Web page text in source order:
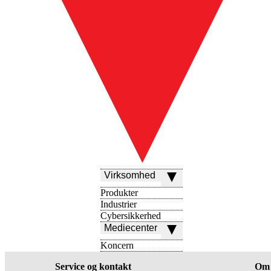
Virksomhed
Produkter
Industrier
Cybersikkerhed
Mediecenter
Koncern
Service og kontakt Om